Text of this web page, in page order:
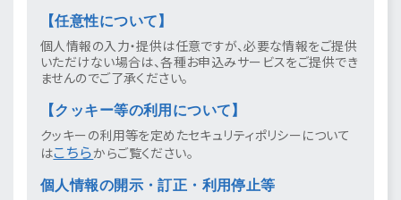
【任意性について】
個人情報の入力・提供は任意ですが、必要な情報をご提供
いただけない場合は、各種お申込みサービスをご提供でき
ませんのでご了承ください。
【クッキー等の利用について】
クッキーの利用等を定めたセキュリティポリシーについて
はこちらからご覧ください。
個人情報の開示・訂正・利用停止等